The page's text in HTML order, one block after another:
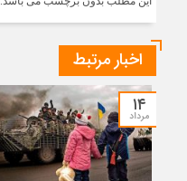
اخبار مرتبط
۱۴
مرداد